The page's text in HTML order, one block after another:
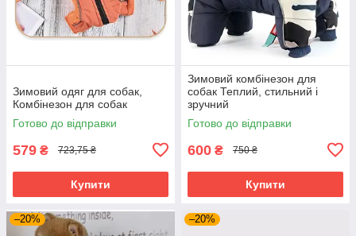
Зимовий одяг для собак,
Комбінезон для собак
Готово до відправки
579 ₴ 723,75 ₴
Купити
Зимовий комбінезон для
собак Теплий, стильний і
зручний
Готово до відправки
600 ₴ 750 ₴
Купити
–20% –20%